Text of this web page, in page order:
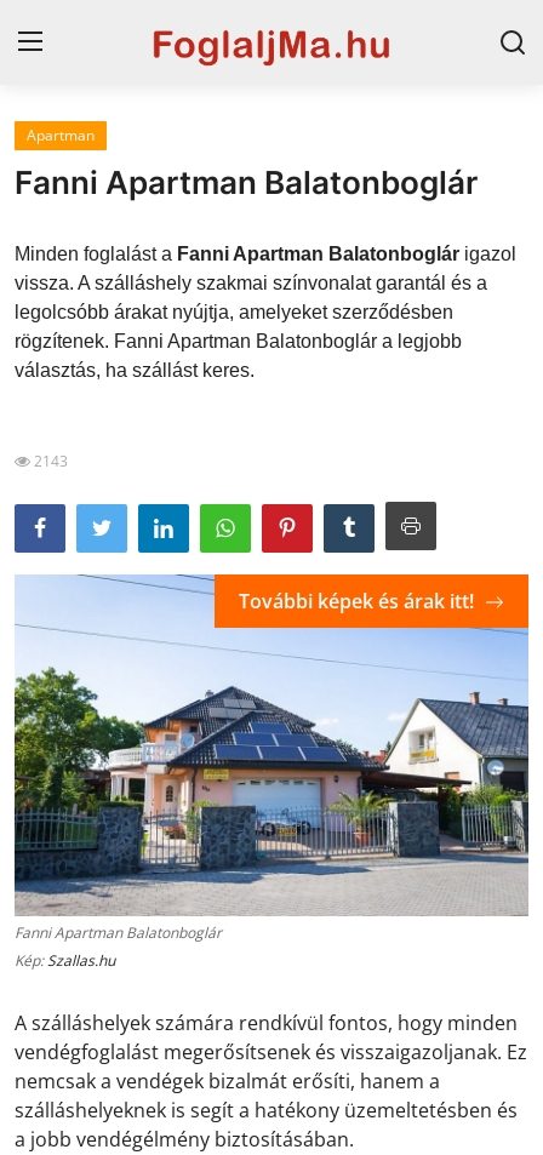
Horvát tengerpart
Magyarország
Horvátország
Szállások a Balatonon
Blog
Apartman
Fanni Apartman Balatonboglár
Minden foglalást a Fanni Apartman Balatonboglár igazol
vissza. A szálláshely szakmai színvonalat garantál és a
legolcsóbb árakat nyújtja, amelyeket szerződésben
rögzítenek. Fanni Apartman Balatonboglár a legjobb
választás, ha szállást keres.
2143
Fanni Apartman Balatonboglár
Kép:Szallas.hu
További képek és árak itt!
A szálláshelyek számára rendkívül fontos, hogy minden
vendégfoglalást megerősítsenek és visszaigazoljanak. Ez
nemcsak a vendégek bizalmát erősíti, hanem a
szálláshelyeknek is segít a hatékony üzemeltetésben és
a jobb vendégélmény biztosításában.